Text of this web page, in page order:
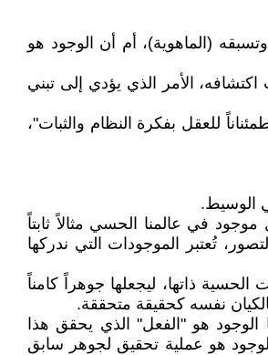
(الماهوية)، أم أن الوجود هو
الأمر الذي يؤدي إلى تبني
للعقل بفكرة النظام والثبات"،
الوسيط.
في عالمنا الحسي مثالاً ثابتاً
تُعتبر الموجودات التي ندركها
ذاتها، ليجعلها جوهراً كامناً
نفسه كحقيقة متحققة.
الوجود هو "الفعل" الذي يحقق هذا
هو عملية تحقيق لجوهر سابق